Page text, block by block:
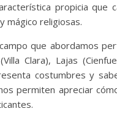
propicia que
mágico religiosas.
que abordamos
Clara), Lajas
costumbres y
permiten apreciar